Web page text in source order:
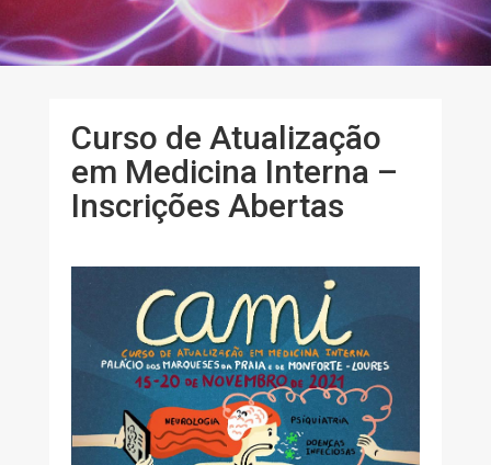
Curso de Atualização
em Medicina Interna –
Inscrições Abertas